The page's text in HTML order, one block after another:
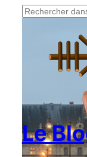
Rechercher
Le